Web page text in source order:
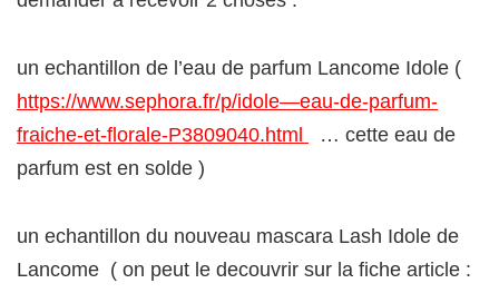
un echantillon de l’eau de parfum Lancome Idole (
https://www.sephora.fr/p/idole—eau-de-parfum-
fraiche-et-florale-P3809040.html
… cette eau de
parfum est en solde )
un echantillon du nouveau mascara Lash Idole de
Lancome ( on peut le decouvrir sur la fiche article :